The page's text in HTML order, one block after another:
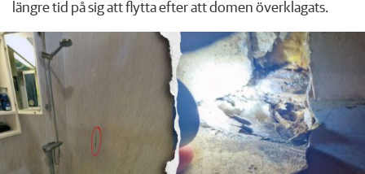
längre tid på sig att flytta efter att domen överklagats.